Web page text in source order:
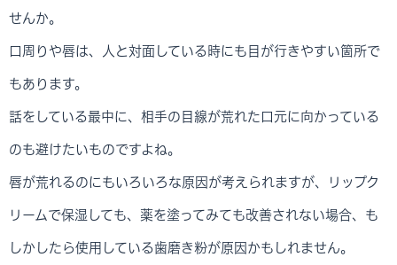
せんか。
口周りや唇は、人と対面している時にも目が行きやすい箇所で
もあります。
話をしている最中に、相手の目線が荒れた口元に向かっている
のも避けたいものですよね。
唇が荒れるのにもいろいろな原因が考えられますが、リップク
リームで保湿しても、薬を塗ってみても改善されない場合、も
しかしたら使用している歯磨き粉が原因かもしれません。